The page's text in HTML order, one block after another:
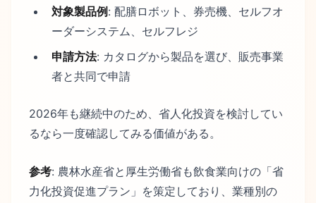
対象製品例: 配膳ロボット、券売機、セルフオ
ーダーシステム、セルフレジ
申請方法: カタログから製品を選び、販売事業
者と共同で申請
2026年も継続中のため、省人化投資を検討してい
るなら一度確認してみる価値がある。
参考: 農林水産省と厚生労働省も飲食業向けの「省
力化投資促進プラン」を策定しており、業種別の